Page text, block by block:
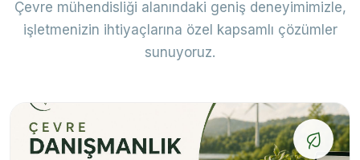
Çevre mühendisliği alanındaki geniş deneyimimizle,
işletmenizin ihtiyaçlarına özel kapsamlı çözümler
sunuyoruz.